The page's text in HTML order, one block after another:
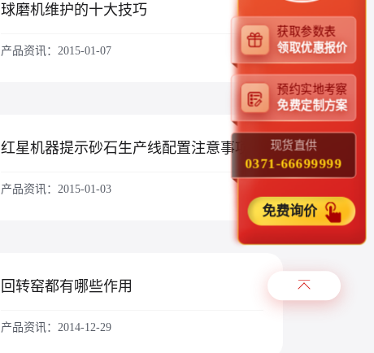
球磨机维护的十大技巧
产品资讯：2015-01-07
红星机器提示砂石生产线配置注意事项
产品资讯：2015-01-03
回转窑都有哪些作用
产品资讯：2014-12-29
获取参数表
领取优惠报价
预约实地考察
免费定制方案
现货直供
0371-66699999
免费询价